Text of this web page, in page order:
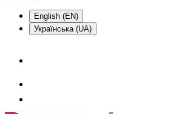
English (EN)
Українська (UA)